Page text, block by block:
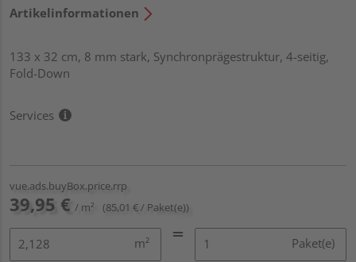
Artikelinformationen
133 x 32 cm, 8 mm stark, Synchronprägestruktur, 4-seitig,
Fold-Down
Services
vue.ads.buyBox.price.rrp
39,95 € / m² (85,01 € / Paket(e))
m² Paket(e)